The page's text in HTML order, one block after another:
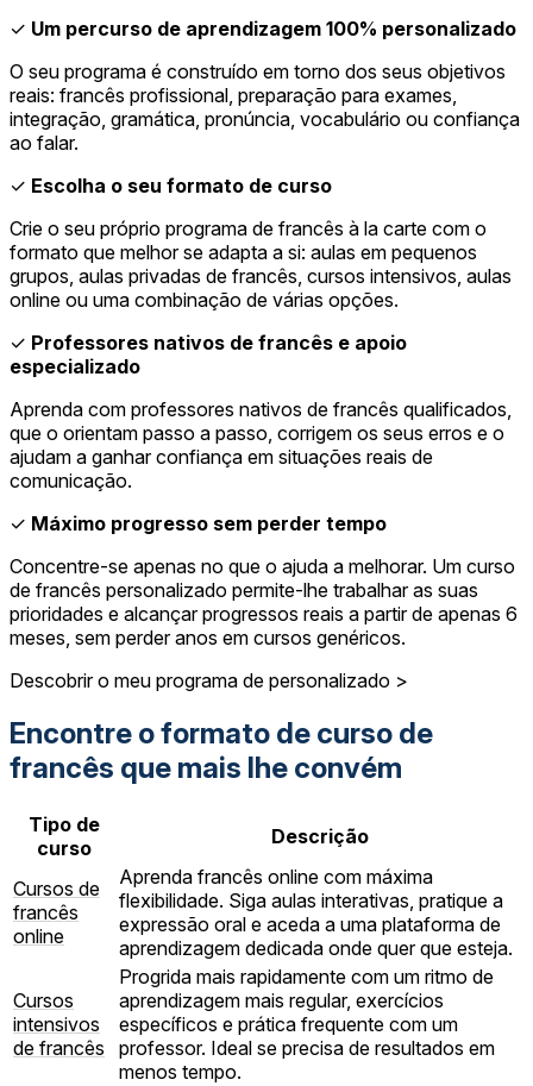
✓ Um percurso de aprendizagem 100% personalizado
O seu programa é construído em torno dos seus objetivos
reais: francês profissional, preparação para exames,
integração, gramática, pronúncia, vocabulário ou confiança
ao falar.
✓ Escolha o seu formato de curso
Crie o seu próprio programa de francês à la carte com o
formato que melhor se adapta a si: aulas em pequenos
grupos, aulas privadas de francês, cursos intensivos, aulas
online ou uma combinação de várias opções.
✓ Professores nativos de francês e apoio
especializado
Aprenda com professores nativos de francês qualificados,
que o orientam passo a passo, corrigem os seus erros e o
ajudam a ganhar confiança em situações reais de
comunicação.
✓ Máximo progresso sem perder tempo
Concentre-se apenas no que o ajuda a melhorar. Um curso
de francês personalizado permite-lhe trabalhar as suas
prioridades e alcançar progressos reais a partir de apenas 6
meses, sem perder anos em cursos genéricos.
Descobrir o meu programa de personalizado >
Encontre o formato de curso de
francês que mais lhe convém
Tipo de
curso
Descrição
Cursos de
francês
online
Aprenda francês online com máxima
flexibilidade. Siga aulas interativas, pratique a
expressão oral e aceda a uma plataforma de
aprendizagem dedicada onde quer que esteja.
Cursos
intensivos
de francês
Progrida mais rapidamente com um ritmo de
aprendizagem mais regular, exercícios
específicos e prática frequente com um
professor. Ideal se precisa de resultados em
menos tempo.